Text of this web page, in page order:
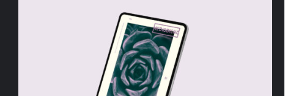
AÑADIR AL CARRITO /